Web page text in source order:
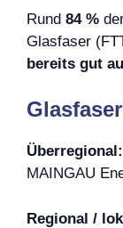
Rund 84 %
Glasfaser
bereits gut
Überregional:
MAINGAU
Regional /